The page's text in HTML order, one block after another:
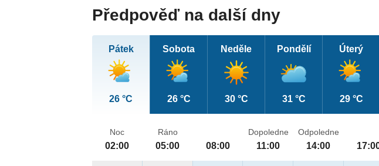
Předpověď na další dny
Pátek
26 °C
Sobota
26 °C
Neděle
30 °C
Pondělí
31 °C
Úterý
29 °C
Noc
02:00
Ráno
05:00 08:00
Dopoledne
11:00
Odpoledne
14:00